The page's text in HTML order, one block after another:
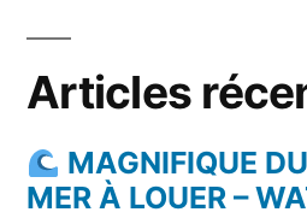
Articles
MAGNIFIQUE
MER À LOUER –